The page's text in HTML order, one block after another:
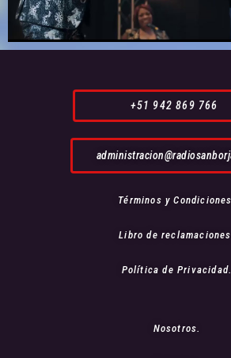
+51 942 869 766
Términos y
Libro de
Política de Privacidad.
Nosotros.